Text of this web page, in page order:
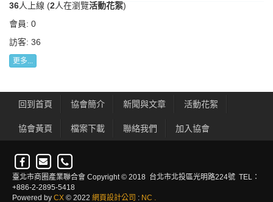
36人上線 (2人在瀏覽活動花絮)
會員: 0
訪客: 36
更多...
回到首頁 協會簡介 新聞與文章 活動花絮
協會黃頁 檔案下載 聯絡我們 加入協會
臺北市商圈產業聯合會 Copyright © 2018 台北市北投區光明路224號 TEL：
+886-2-2895-5418
Powered by CX © 2022 網頁設計公司 : NC .